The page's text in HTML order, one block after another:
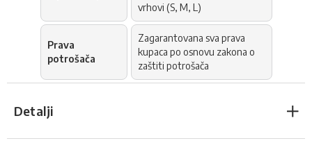
vrhovi (S, M, L)
Prava
potrošača
Zagarantovana sva prava
kupaca po osnovu zakona o
zaštiti potrošača
Detalji